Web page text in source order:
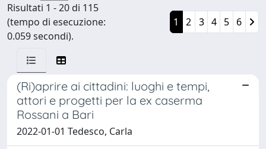
Risultati 1 - 20 di 115
(tempo di esecuzione:
0.059 secondi).
1 2 3 4 5 6
(Ri)aprire ai cittadini: luoghi e tempi,
attori e progetti per la ex caserma
Rossani a Bari
2022-01-01 Tedesco, Carla